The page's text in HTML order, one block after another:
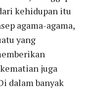
kehidupan itu
agama-agama,
yang
juga
dalam banyak